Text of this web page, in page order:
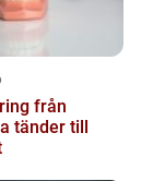
från
tänder till